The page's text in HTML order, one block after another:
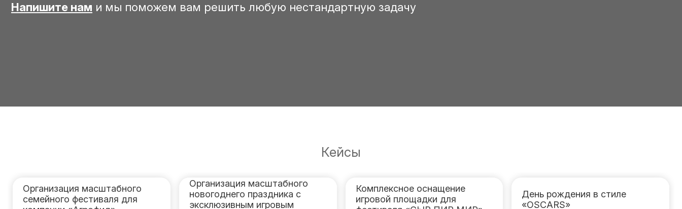
Напишите нам и мы поможем вам решить любую нестандартную задачу
Кейсы
Организация масштабного
семейного фестиваля для
Организация масштабного
новогоднего праздника с
эксклюзивным игровым
Комплексное оснащение
игровой площадки для
День рождения в стиле
«OSCARS»